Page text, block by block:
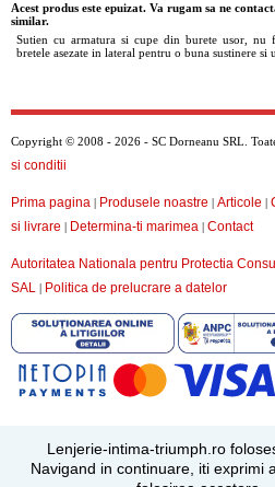
Acest produs este epuizat. Va rugam sa ne
similar.
Sutien cu armatura si cupe din burete usor, nu
bretele asezate in lateral pentru o buna sustinere si
Copyright © 2008 - 2026 - SC Dorneanu SRL.
si conditii
Prima pagina | Produsele noastre | Articole |
si livrare | Determina-ti marimea | Contact
Autoritatea Nationala pentru Protectia
SAL | Politica de prelucrare a datelor
Lenjerie-intima-triumph.ro
Navigand in continuare, iti exprimi